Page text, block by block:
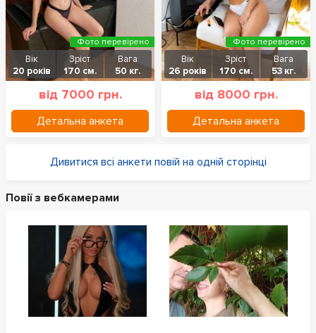
Вік
20 років
Зріст
170 см.
Вага
50 кг.
від 7000 грн.
Детальна анкета
Фото перевірено
Вік
26 років
Зріст
170 см.
Вага
53 кг.
від 8000 грн.
Детальна анкета
Фото перевірено
Дивитися всі анкети повій на одній сторінці
Повії з вебкамерами